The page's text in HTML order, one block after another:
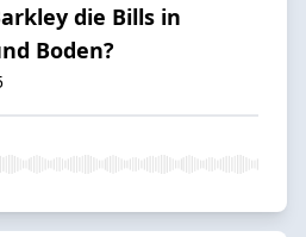
die Bills in
Boden?